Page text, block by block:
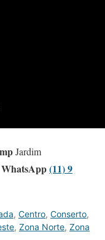
Jardim
WhatsApp(11) 9
, Centro, Conserto,
, Zona Norte, Zona